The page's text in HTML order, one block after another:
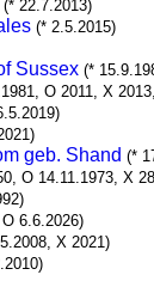
(* 22.7.2013)
(* 2.5.2015)
Sussex (*
O 2011, X
geb. Shand (*
O 14.11.1973, X
6.6.2026)
X 2021)